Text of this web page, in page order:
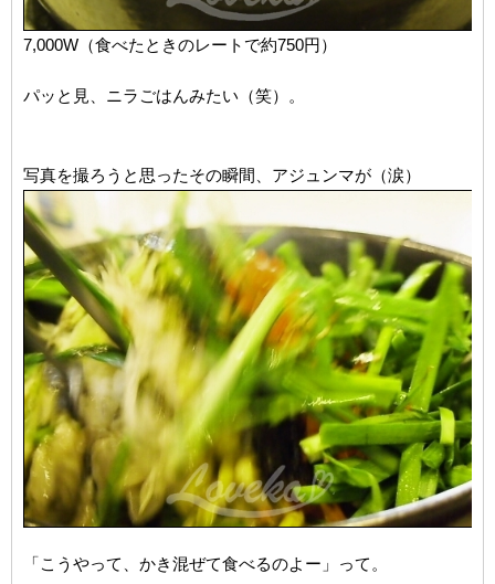
7,000W（食べたときのレートで約750円）
パッと見、ニラごはんみたい（笑）。
写真を撮ろうと思ったその瞬間、アジュンマが（涙）
「こうやって、かき混ぜて食べるのよー」って。